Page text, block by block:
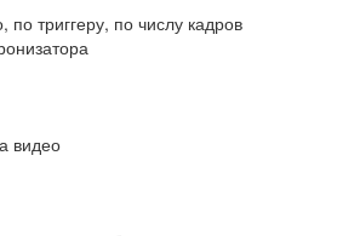
триггеру, по числу кадров
видео